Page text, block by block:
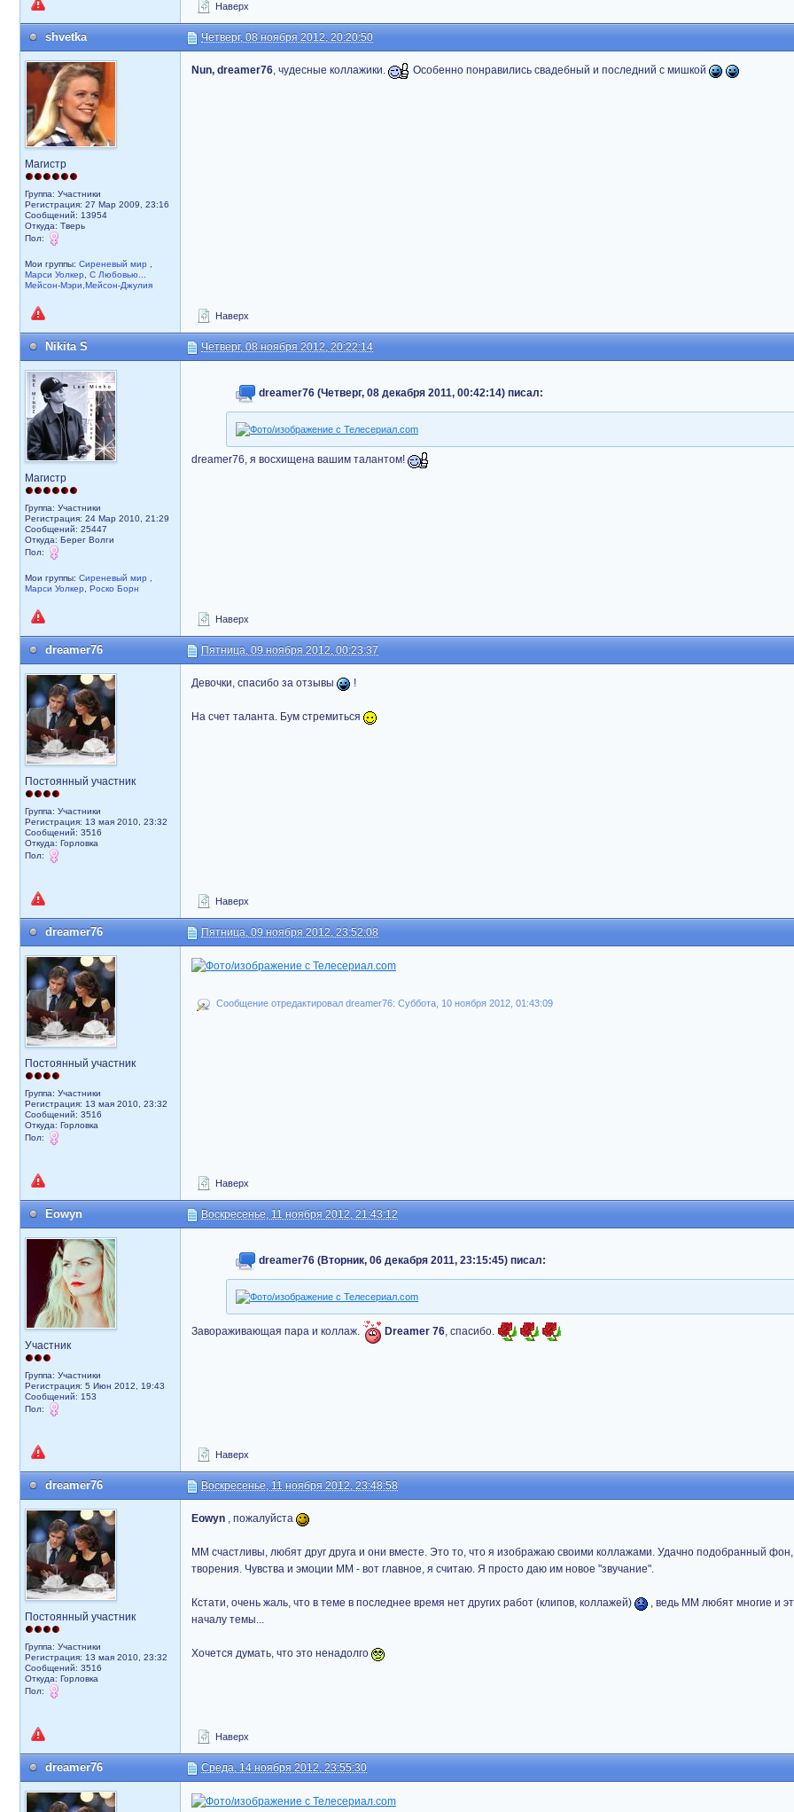
Наверх
shvetka Четверг, 08 ноября 2012, 20:20:50
Магистр
Группа: Участники
Регистрация: 27 Мар 2009, 23:16
Сообщений: 13954
Откуда: Тверь
Пол:
Мои группы: Сиреневый мир ,
Марси Уолкер, С Любовью...
Мейсон-Мэри,Мейсон-Джулия
Nun, dreamer76, чудесные коллажики. Особенно понравились свадебный и последний с мишкой
Наверх
Nikita S Четверг, 08 ноября 2012, 20:22:14
Магистр
Группа: Участники
Регистрация: 24 Мар 2010, 21:29
Сообщений: 25447
Откуда: Берег Волги
Пол:
Мои группы: Сиреневый мир ,
Марси Уолкер, Роско Борн
dreamer76 (Четверг, 08 декабря 2011, 00:42:14) писал:
dreamer76, я восхищена вашим талантом!
Наверх
dreamer76 Пятница, 09 ноября 2012, 00:23:37
Постоянный участник
Группа: Участники
Регистрация: 13 мая 2010, 23:32
Сообщений: 3516
Откуда: Горловка
Пол:
Девочки, спасибо за отзывы !
На счет таланта. Бум стремиться
Наверх
dreamer76 Пятница, 09 ноября 2012, 23:52:08
Постоянный участник
Группа: Участники
Регистрация: 13 мая 2010, 23:32
Сообщений: 3516
Откуда: Горловка
Пол:
Сообщение отредактировал dreamer76: Суббота, 10 ноября 2012, 01:43:09
Наверх
Eowyn Воскресенье, 11 ноября 2012, 21:43:12
Участник
Группа: Участники
Регистрация: 5 Июн 2012, 19:43
Сообщений: 153
Пол:
dreamer76 (Вторник, 06 декабря 2011, 23:15:45) писал:
Завораживающая пара и коллаж. Dreamer 76 , спасибо.
Наверх
dreamer76 Воскресенье, 11 ноября 2012, 23:48:58
Постоянный участник
Группа: Участники
Регистрация: 13 мая 2010, 23:32
Сообщений: 3516
Откуда: Горловка
Пол:
Eowyn , пожалуйста
ММ счастливы, любят друг друга и они вместе. Это то, что я изображаю своими коллажами. Удачно подобранный
творения. Чувства и эмоции ММ - вот главное, я считаю. Я просто даю им новое "звучание".
Кстати, очень жаль, что в теме в последнее время нет других работ (клипов, коллажей)
, ведь ММ любят многие и
началу темы...
Хочется думать, что это ненадолго
Наверх
dreamer76 Среда, 14 ноября 2012, 23:55:30